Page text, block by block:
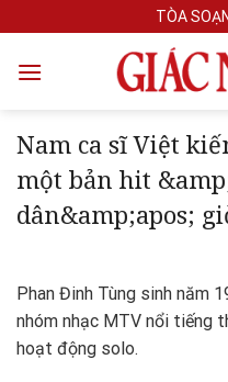
to
content
TÒA
Nam ca sĩ Việt
một bản hit
dân&amp;apos;
Phan Đinh Tùng sinh năm
nhóm nhạc MTV nổi tiếng
hoạt động solo.